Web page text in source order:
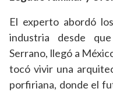
El experto abordó
industria desde
Serrano, llegó a
tocó vivir una
porfiriana, donde el